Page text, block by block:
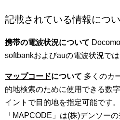
記載されている情報につ
携帯の電波状況について
softbankおよびauの電波状況では
マップコードについて 多くのカ
的地検索のために使用できる数
イントで目的地を指定可能です
「MAPCODE」は(株)デンソーの